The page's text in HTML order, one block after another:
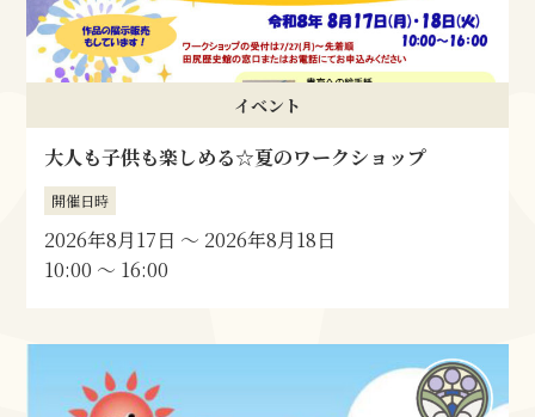
イベント
大人も子供も楽しめる☆夏のワークショップ
開催日時
2026年8月17日 〜 2026年8月18日
10:00 〜 16:00